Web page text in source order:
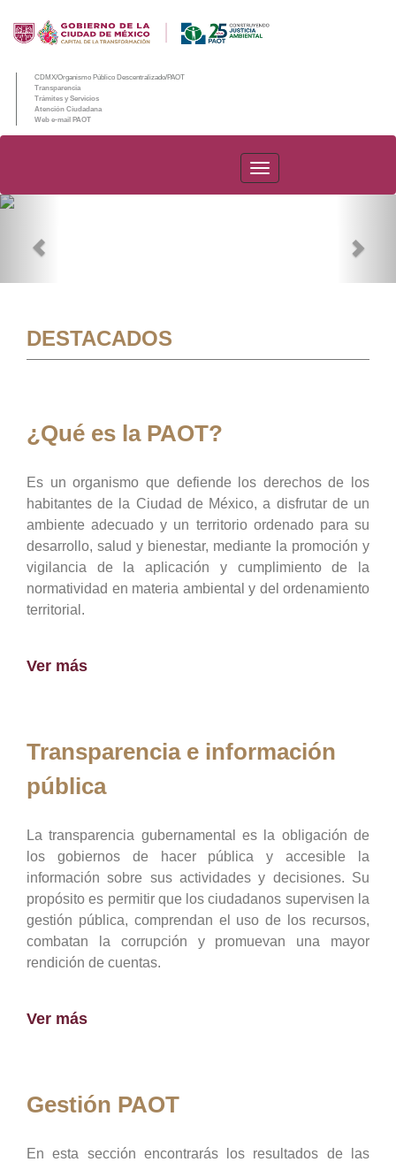
CDMX/Organismo Público Descentralizado/PAOT
Transparencia
Trámites y Servicios
Atención Ciudadana
Web e-mail PAOT
PAOT
DESTACADOS
¿Qué es la PAOT?
Es un organismo que defiende los derechos de los
habitantes de la Ciudad de México, a disfrutar de un
ambiente adecuado y un territorio ordenado para su
desarrollo, salud y bienestar, mediante la promoción y
vigilancia de la aplicación y cumplimiento de la
normatividad en materia ambiental y del ordenamiento
territorial.
Ver más
Transparencia e información
pública
La transparencia gubernamental es la obligación de
los gobiernos de hacer pública y accesible la
información sobre sus actividades y decisiones. Su
propósito es permitir que los ciudadanos supervisen la
gestión pública, comprendan el uso de los recursos,
combatan la corrupción y promuevan una mayor
rendición de cuentas.
Ver más
Gestión PAOT
En esta sección encontrarás los resultados de las